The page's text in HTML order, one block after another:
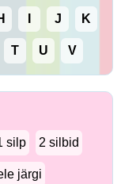
J K
T U V
silp 2 silbid
järgi